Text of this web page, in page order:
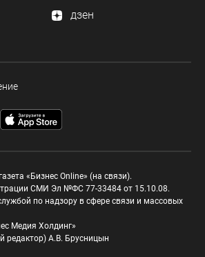
дзен
«Бизнес Online» (на связи).
СМИ Эл №ФС 77-33484 от 15.10.08.
по надзору в сфере связи и массовых
Медия Холдинг»
редактор) А.В. Брусницын